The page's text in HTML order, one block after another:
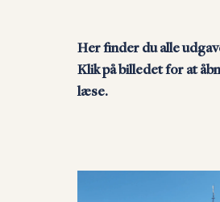
Her finder du alle
Klik på billedet for at
læse.